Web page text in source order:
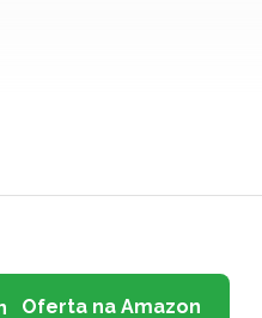
Oferta na Amazon